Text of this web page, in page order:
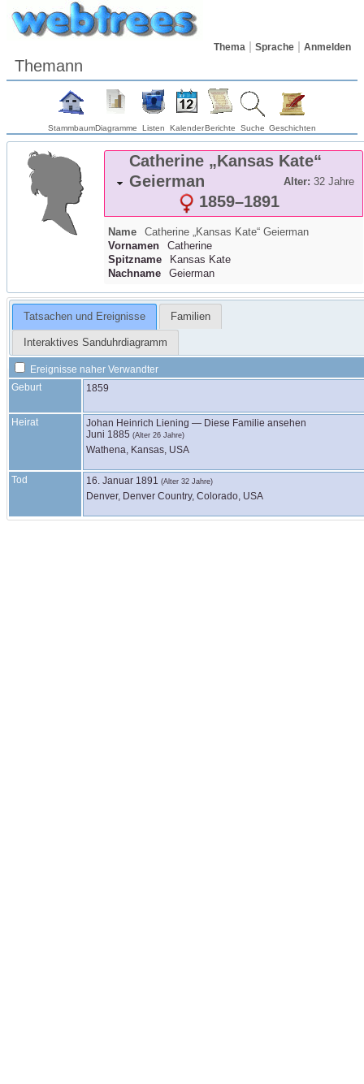
Thema Sprache Anmelden
Themann
StammbaumDiagramme Listen KalenderBerichte Suche Geschichten
Catherine „Kansas Kate“
Geierman
Alter: 32 Jahre
1859–1891
Name Catherine „Kansas Kate“ Geierman
Vornamen
Catherine
Spitzname
Kansas Kate
Nachname
Geierman
Tatsachen und Ereignisse Familien
Interaktives Sanduhrdiagramm
Ereignisse naher Verwandter
Geburt
1859
Heirat Johan Heinrich Liening — Diese Familie ansehen
Juni 1885 (Alter 26 Jahre)
Wathena, Kansas, USA
Tod 16. Januar 1891 (Alter 32 Jahre)
Denver, Denver Country, Colorado, USA